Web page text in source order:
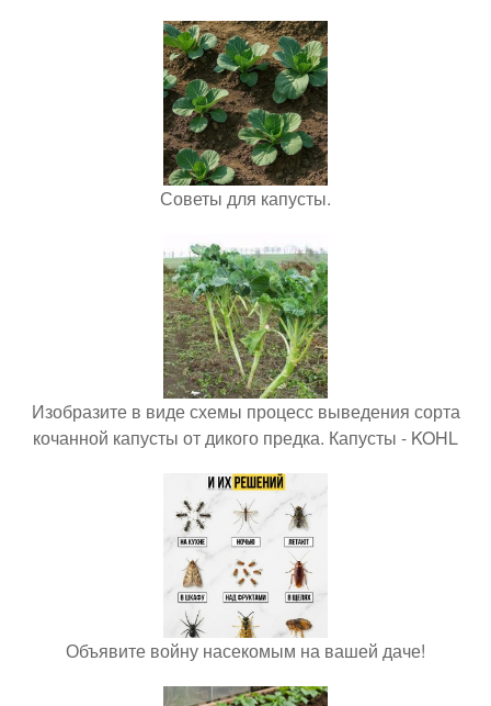
Советы для капусты.
Изобразите в виде схемы процесс выведения сорта
кочанной капусты от дикого предка. Капусты - KOHL
Объявите войну насекомым на вашей даче!